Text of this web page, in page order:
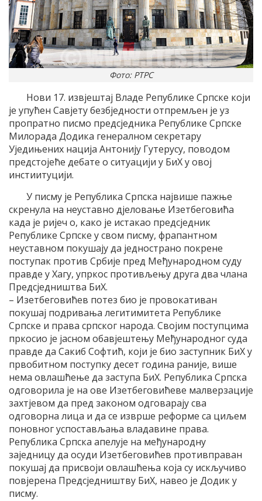
Фото: РТРС
Нови 17. извјештај Владе Републике Српске који
је упућен Савјету безбједности отпремљен је уз
пропратно писмо предсједника Републике Српске
Милорада Додика генералном секретару
Уједињених нација Антонију Гутерусу, поводом
предстојеће дебате о ситуацији у БиХ у овој
инстиитуцији.
У писму је Република Српска највише пажње
скренула на неуставно дјеловање Изетбеговића
када је ријеч о, како је истакао предсједник
Републике Српске у свом писму, фрапантном
неуставном покушају да једнострано покрене
поступак против Србије пред Међународном суду
правде у Хагу, упркос противљењу друга два члана
Предсједништва БиХ.
– Изетбеговићев потез био је провокативан
покушај подривања легитимитета Републике
Српске и права српског народа. Својим поступцима
пркосио је јасном обавјештењу Међународног суда
правде да Сакиб Софтић, који је био заступник БиХ у
првобитном поступку десет година раније, више
нема овлашћење да заступа БиХ. Република Српска
одговорила је на ове Изетбеговићеве малверзације
захтјевом да пред законом одговарају сва
одговорна лица и да се изврше реформе са циљем
поновног успостављања владавине права.
Република Српска апелује на међународну
заједницу да осуди Изетбеговићев противправан
покушај да присвоји овлашћења која су искључиво
повјерена Предсједништву БиХ, навео је Додик у
писму.